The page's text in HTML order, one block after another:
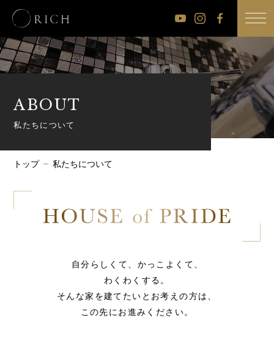
式
Youtube
式
Instagram
式
Facebook
ABOUT
私たちについて
トップ 私たちについて
自分らしくて、かっこよくて、
わくわくする。
そんな家を建てたいとお考えの方は、
この先にお進みください。